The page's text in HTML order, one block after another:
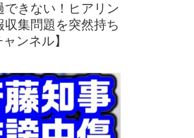
きない！ヒアリン
収集問題を突然持ち
ンネル】